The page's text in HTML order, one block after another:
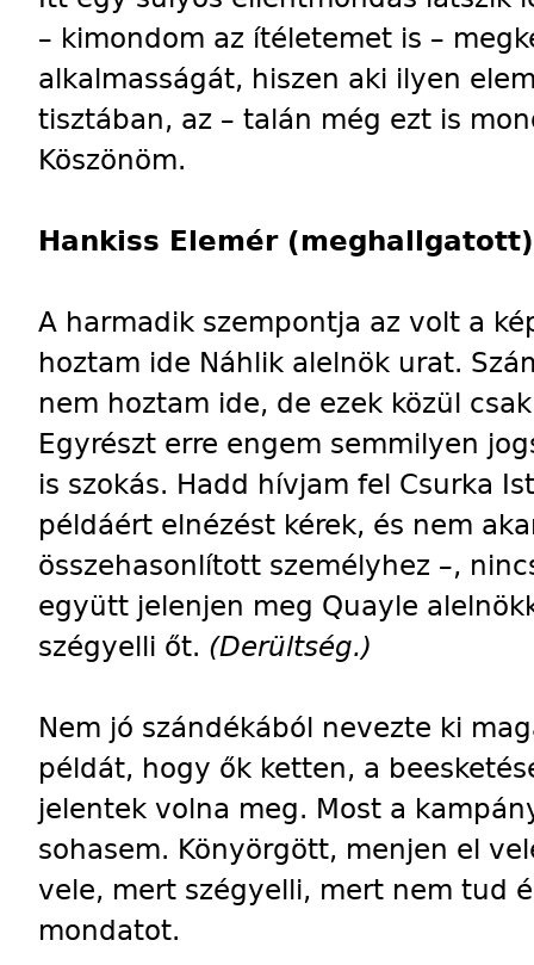
– kimondom az ítéletemet is –
alkalmasságát, hiszen aki ilyen
tisztában, az – talán még ezt is
Köszönöm.
Hankiss Elemér
A harmadik szempontja az volt a
hoztam ide Náhlik alelnök urat.
nem hoztam ide, de ezek közül
Egyrészt erre engem semmilyen
is szokás. Hadd hívjam fel Csurka
példáért elnézést kérek, és nem
összehasonlított személyhez –,
együtt jelenjen meg Quayle
szégyelli őt. (Derültség.)
Nem jó szándékából nevezte ki
példát, hogy ők ketten, a
jelentek volna meg. Most a
sohasem. Könyörgött, menjen el
vele, mert szégyelli, mert nem tud
mondatot.